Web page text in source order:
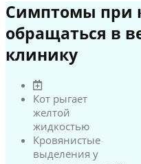
Симптомы при
обращаться в
клинику
Кот рыгает
желтой
жидкостью
Кровянистые
выделения у